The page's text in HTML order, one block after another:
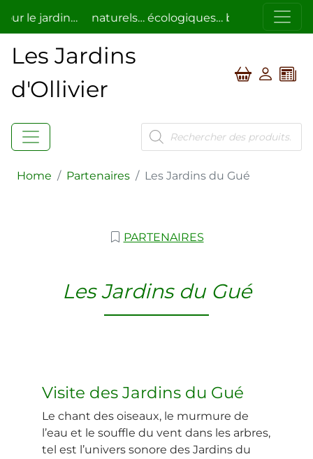
le jardin… naturels… écologiques… bio…
Les Jardins
d'Ollivier
Recherche
de
produits
Home / Partenaires / Les Jardins du Gué
PARTENAIRES
Les Jardins du Gué
Visite des Jardins du Gué
Le chant des oiseaux, le murmure de
l’eau et le souffle du vent dans les arbres,
tel est l’univers sonore des Jardins du